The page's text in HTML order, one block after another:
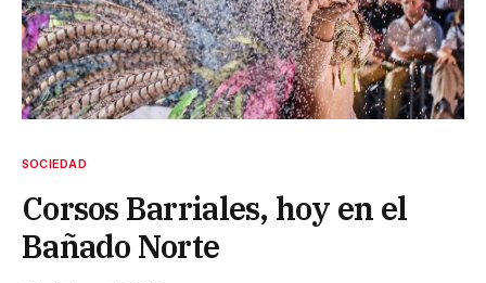
SOCIEDAD
Corsos Barriales, hoy en el
Bañado Norte